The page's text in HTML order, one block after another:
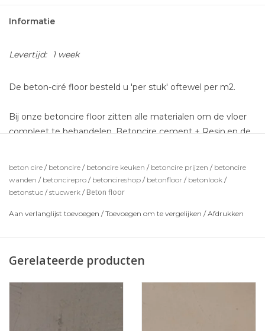
Informatie
Levertijd: 1 week
De beton-ciré floor besteld u 'per stuk' oftewel per m2.
Bij onze betoncire floor zitten alle materialen om de vloer
compleet te behandelen. Betoncire cement + Resin,en de
Eventuele primer kunt u los bestellen.
*de getoonde kleuren zijn indicatief en kunnen iets
beton cire / betoncire / betoncire keuken / betoncire prijzen / betoncire
wanden / betoncirepro / betoncireshop / betonfloor / betonlook /
betonstuc /stucwerk / Beton floor
Aan verlanglijst toevoegen /Toevoegen om te vergelijken /Afdrukken
Gerelateerde producten